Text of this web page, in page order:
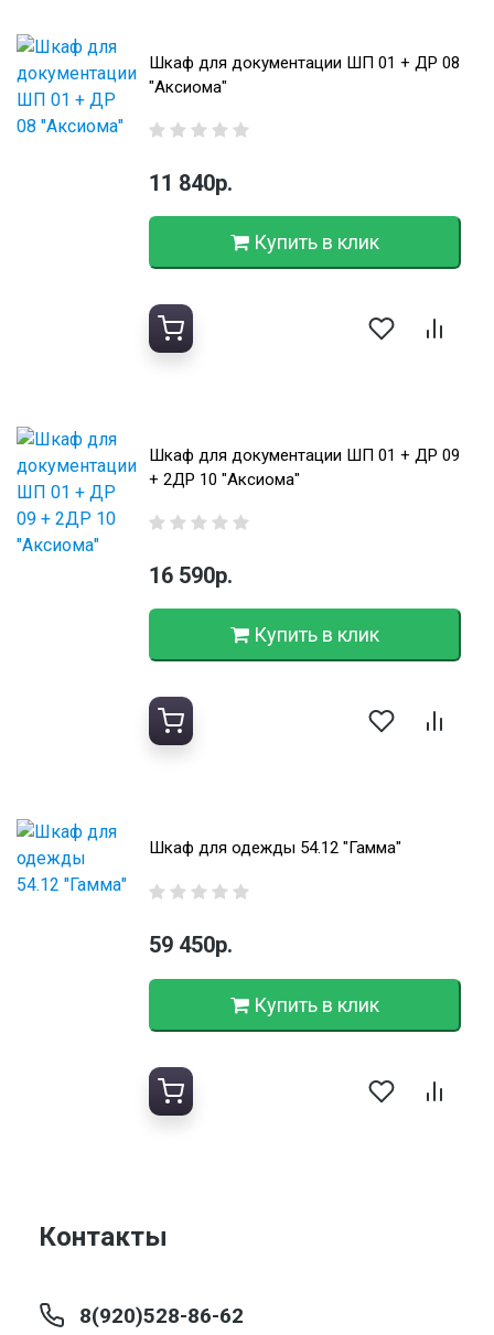
Шкаф для документации ШП 01 + ДР 08
"Аксиома"
11 840р.
Купить в клик
Шкаф для документации ШП 01 + ДР 09
+ 2ДР 10 "Аксиома"
16 590р.
Купить в клик
Шкаф для одежды 54.12 "Гамма"
59 450р.
Купить в клик
Контакты
8(920)528-86-62